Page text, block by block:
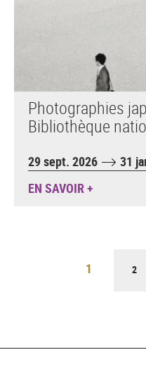
Photographies
Bibliothèque
29 sept. 2026
31
EN SAVOIR +
1 2